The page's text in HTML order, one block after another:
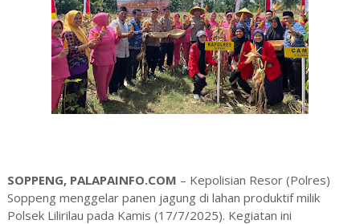
SOPPENG, PALAPAINFO.COM – Kepolisian Resor (Polres)
Soppeng menggelar panen jagung di lahan produktif milik
Polsek Lilirilau pada Kamis (17/7/2025). Kegiatan ini